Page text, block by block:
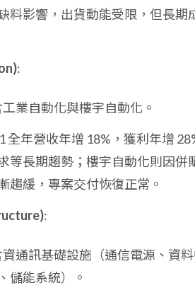
料影響，出貨動能受限，但長期
:
工業自動化與樓宇自動化。
全年營收年增 18%，獲利年增
等長期趨勢；樓宇自動化則因
趨緩，專案交付恢復正常。
:
資通訊基礎設施（通信電源、資
儲能系統）。